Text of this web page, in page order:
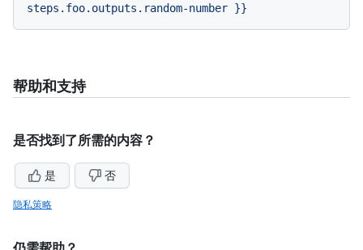
steps.foo.outputs.random-number }}
帮助和支持
是否找到了所需的内容？
是 否
隐私策略